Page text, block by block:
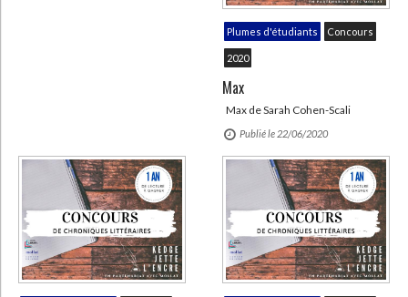
Plumes d'étudiants Concours
2020
Max
Max de Sarah Cohen-Scali
Publié le 22/06/2020